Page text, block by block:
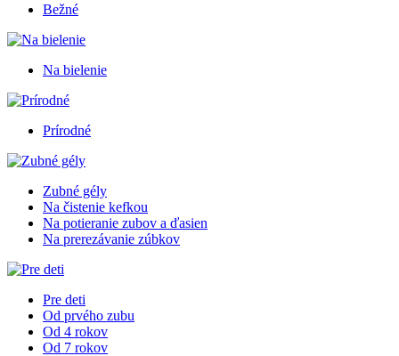
Bežné
Na bielenie
Prírodné
Zubné gély
Na čistenie kefkou
Na potieranie zubov a ďasien
Na prerezávanie zúbkov
Pre deti
Od prvého zubu
Od 4 rokov
Od 7 rokov